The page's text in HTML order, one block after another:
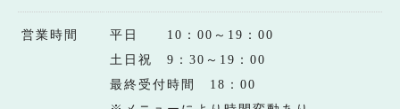
営業時間
平日 10：00～19：00
土日祝 9：30～19：00
最終受付時間 18：00